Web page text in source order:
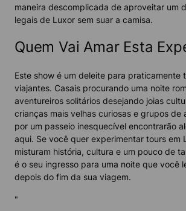
maneira descomplicada de aproveitar um
legais de Luxor sem suar a camisa.
Quem Vai Amar Esta
Este show é um deleite para praticamente
viajantes. Casais procurando uma noite
aventureiros solitários desejando joias
crianças mais velhas curiosas e grupos de
por um passeio inesquecível encontrarão
aqui. Se você quer experimentar tours em
misturam história, cultura e um pouco de
é o seu ingresso para uma noite que você
depois do fim da sua viagem.
"